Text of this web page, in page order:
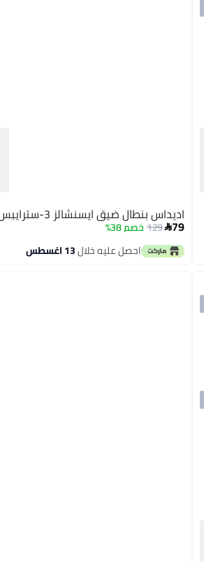
اديداس بنطال ضيق ايسنشالز 3-سترايبس للاطفال
79
129خصم 38%
احصل عليه خلال13 اغسطس